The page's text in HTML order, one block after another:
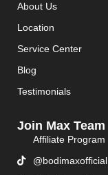
About Us
Location
Service Center
Blog
Testimonials
Join Max Team
Affiliate Program
@bodimaxofficial